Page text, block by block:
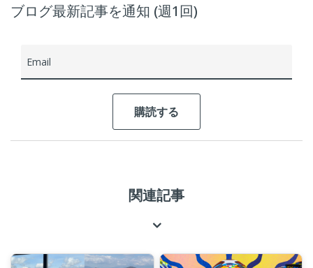
ブログ最新記事を通知 (週1回)
Email
関連記事